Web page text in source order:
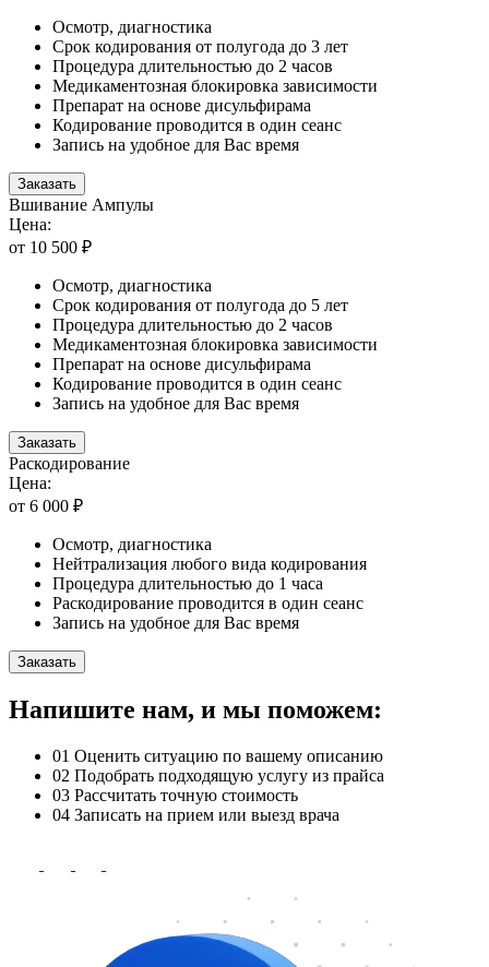
Осмотр, диагностика
Срок кодирования от полугода до 3 лет
Процедура длительностью до 2 часов
Медикаментозная блокировка зависимости
Препарат на основе дисульфирама
Кодирование проводится в один сеанс
Запись на удобное для Вас время
Заказать
Вшивание Ампулы
Цена:
от 10 500 ₽
Осмотр, диагностика
Срок кодирования от полугода до 5 лет
Процедура длительностью до 2 часов
Медикаментозная блокировка зависимости
Препарат на основе дисульфирама
Кодирование проводится в один сеанс
Запись на удобное для Вас время
Заказать
Раскодирование
Цена:
от 6 000 ₽
Осмотр, диагностика
Нейтрализация любого вида кодирования
Процедура длительностью до 1 часа
Раскодирование проводится в один сеанс
Запись на удобное для Вас время
Заказать
Напишите нам, и мы поможем:
01 Оценить ситуацию по вашему описанию
02 Подобрать подходящую услугу из прайса
03 Рассчитать точную стоимость
04 Записать на прием или выезд врача